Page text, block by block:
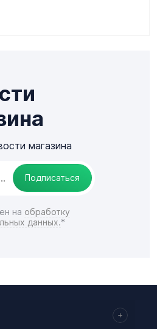
магазина
Подписаться
на обработку
данных.*